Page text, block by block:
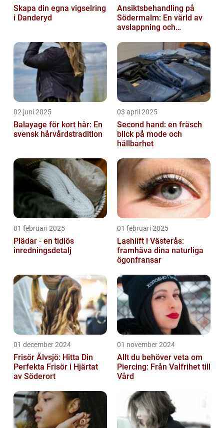
Skapa din egna vigselring
i Danderyd
Ansiktsbehandling på
Södermalm: En värld av
avslappning och
02 juni 2025
Balayage för kort hår: En
svensk hårvårdstradition
03 april 2025
Second hand: en fräsch
blick på mode och
hållbarhet
01 februari 2025
Plädar - en tidlös
inredningsdetalj
01 februari 2025
Lashlift i Västerås:
framhäva dina naturliga
ögonfransar
01 december 2024
Frisör Älvsjö: Hitta Din
Perfekta Frisör i Hjärtat
av Söderort
01 november 2024
Allt du behöver veta om
Piercing: Från Valfrihet till
Vård